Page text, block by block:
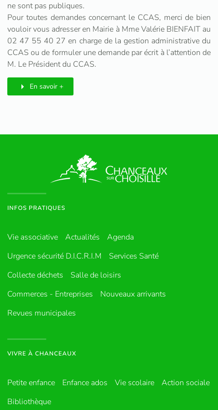
ne sont pas publiques.
Pour toutes demandes concernant le CCAS, merci de bien
vouloir vous adresser en Mairie à Mme Valérie BIENFAIT au
02 47 55 40 27 en charge de la gestion administrative du
CCAS ou de formuler une demande par écrit à l’attention de
M. Le Président du CCAS.
En savoir +
INFOS PRATIQUES
Vie associative Actualités
Agenda
Urgence sécurité D.I.C.R.I.M
Services Santé
Collecte déchets
Salle de loisirs
Commerces - Entreprises
Nouveaux arrivants
Revues municipales
VIVRE À CHANCEAUX
Petite enfance Enfance ados Vie scolaire
Action sociale
Bibliothèque